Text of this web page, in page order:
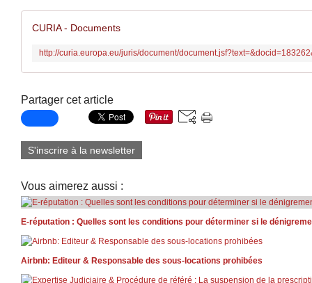
CURIA - Documents
Partager cet article
S'inscrire à la newsletter
Vous aimerez aussi :
E-réputation : Quelles sont les conditions pour déterminer si le
Airbnb: Editeur & Responsable des sous-locations prohibées